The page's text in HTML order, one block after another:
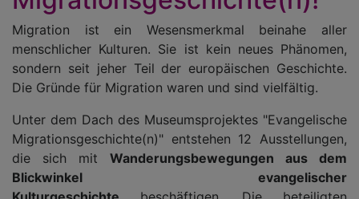
Migration ist ein Wesensmerkmal beinahe aller
menschlicher Kulturen. Sie ist kein neues Phänomen,
sondern seit jeher Teil der europäischen Geschichte.
Die Gründe für Migration waren und sind vielfältig.
Unter dem Dach des Museumsprojektes "Evangelische
Migrationsgeschichte(n)" entstehen 12 Ausstellungen,
die sich mit Wanderungsbewegungen aus dem
Blickwinkel evangelischer